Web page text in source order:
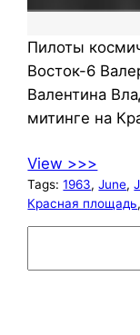
Пилоты
Восток-6
Валентина
митинге на
View >>>
Tags:1963, June,
Красная площадь,